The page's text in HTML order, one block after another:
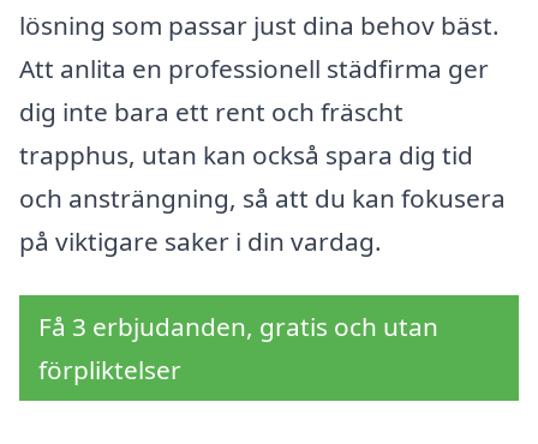
lösning som passar just dina behov bäst.
Att anlita en professionell städfirma ger
dig inte bara ett rent och fräscht
trapphus, utan kan också spara dig tid
och ansträngning, så att du kan fokusera
på viktigare saker i din vardag.
Få 3 erbjudanden, gratis och utan
förpliktelser